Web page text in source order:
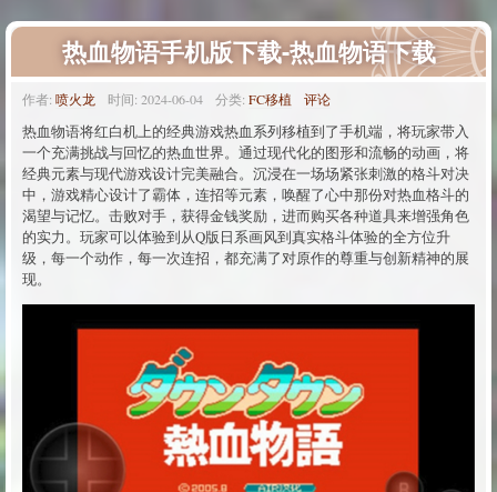
热血物语手机版下载-热血物语下载
作者: 喷火龙 时间: 2024-06-04 分类: FC移植 评论
热血物语将红白机上的经典游戏热血系列移植到了手机端，将玩家带入
一个充满挑战与回忆的热血世界。通过现代化的图形和流畅的动画，将
经典元素与现代游戏设计完美融合。沉浸在一场场紧张刺激的格斗对决
中，游戏精心设计了霸体，连招等元素，唤醒了心中那份对热血格斗的
渴望与记忆。击败对手，获得金钱奖励，进而购买各种道具来增强角色
的实力。玩家可以体验到从Q版日系画风到真实格斗体验的全方位升
级，每一个动作，每一次连招，都充满了对原作的尊重与创新精神的展
现。